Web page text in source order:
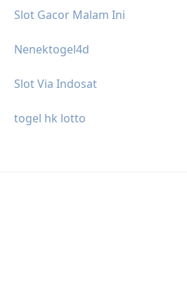
Slot Gacor Malam Ini
Nenektogel4d
Slot Via Indosat
togel hk lotto